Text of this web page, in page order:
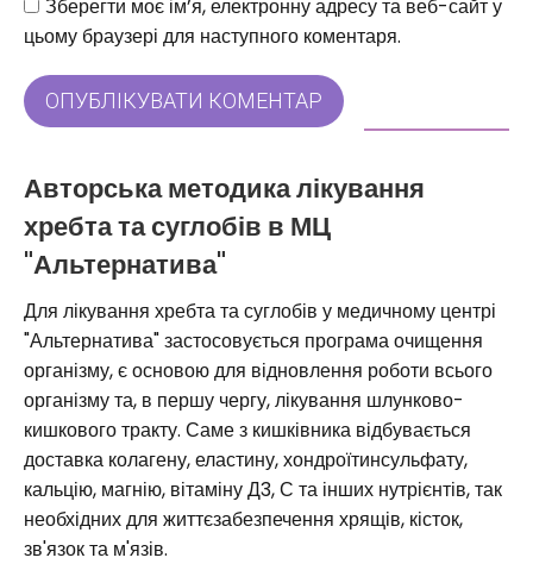
Зберегти моє ім’я, електронну адресу та веб-сайт у
цьому браузері для наступного коментаря.
ОПУБЛІКУВАТИ КОМЕНТАР
Авторська методика лікування
хребта та суглобів в МЦ
"Альтернатива"
Для лікування хребта та суглобів у медичному центрі
"Альтернатива" застосовується програма очищення
організму, є основою для відновлення роботи всього
організму та, в першу чергу, лікування шлунково-
кишкового тракту. Саме з кишківника відбувається
доставка колагену, еластину, хондроїтинсульфату,
кальцію, магнію, вітаміну Д3, С та інших нутрієнтів, так
необхідних для життєзабезпечення хрящів, кісток,
зв'язок та м'язів.